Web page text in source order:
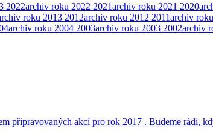
2022archiv roku 2022 2021archiv roku 2021 2020
roku 2013 2012archiv roku 2012 2011archiv
archiv roku 2004 2003archiv roku 2003 2002archiv
připravovaných akcí pro rok 2017 . Budeme rádi,